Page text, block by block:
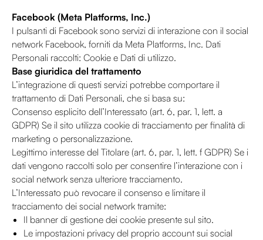
Facebook (Meta Platforms, Inc.)
I pulsanti di Facebook sono servizi di interazione con il social
network Facebook, forniti da Meta Platforms, Inc. Dati
Personali raccolti: Cookie e Dati di utilizzo.
Base giuridica del trattamento
L’integrazione di questi servizi potrebbe comportare il
trattamento di Dati Personali, che si basa su:
Consenso esplicito dell’Interessato (art. 6, par. 1, lett. a
GDPR) Se il sito utilizza cookie di tracciamento per finalità di
marketing o personalizzazione.
Legittimo interesse del Titolare (art. 6, par. 1, lett. f GDPR) Se i
dati vengono raccolti solo per consentire l’interazione con i
social network senza ulteriore tracciamento.
L’Interessato può revocare il consenso e limitare il
tracciamento dei social network tramite:
Il banner di gestione dei cookie presente sul sito.
Le impostazioni privacy del proprio account sui social